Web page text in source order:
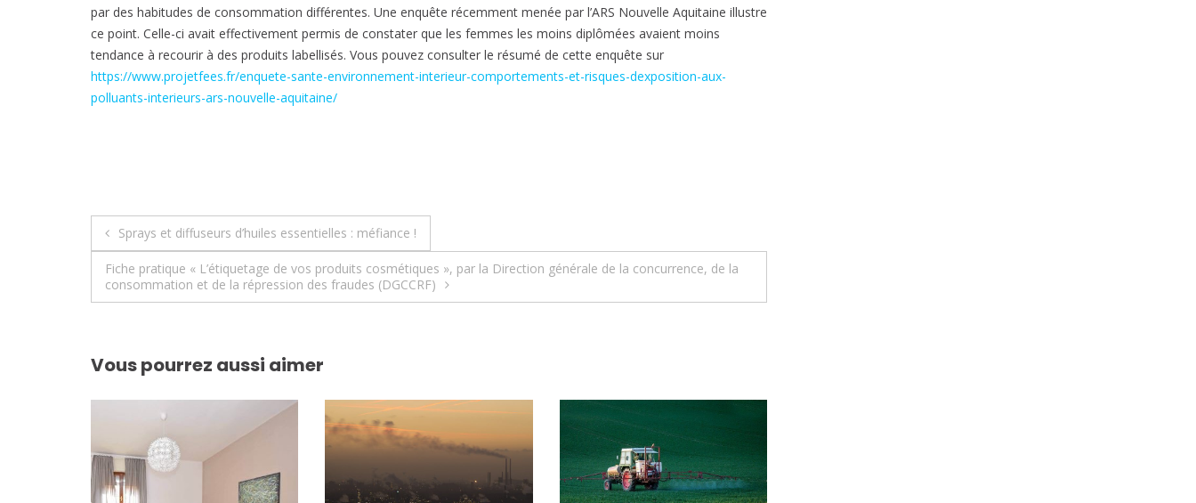
par des habitudes de consommation différentes. Une enquête récemment menée par l’ARS Nouvelle Aquitaine illustre
ce point. Celle-ci avait effectivement permis de constater que les femmes les moins diplômées avaient moins
tendance à recourir à des produits labellisés. Vous pouvez consulter le résumé de cette enquête sur
https://www.projetfees.fr/enquete-sante-environnement-interieur-comportements-et-risques-dexposition-aux-
polluants-interieurs-ars-nouvelle-aquitaine/
Navigation
de
l’article
Sprays et diffuseurs d’huiles essentielles : méfiance !
Fiche pratique « L’étiquetage de vos produits cosmétiques », par la Direction générale de la concurrence, de la
consommation et de la répression des fraudes (DGCCRF)
Vous pourrez aussi aimer